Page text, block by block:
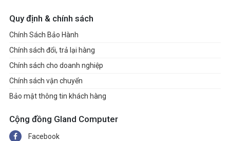
Quy định & chính sách
Chính Sách Bảo Hành
Chính sách đổi, trả lại hàng
Chính sách cho doanh nghiệp
Chính sách vận chuyển
Bảo mật thông tin khách hàng
Cộng đồng Gland Computer
Facebook